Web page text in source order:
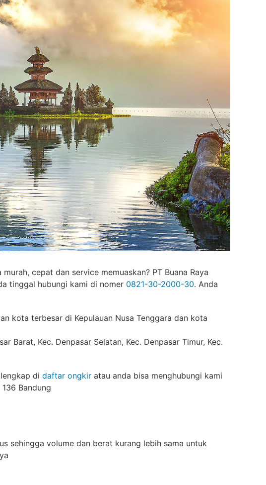
cepat dan service memuaskan? PT Buana Raya
tinggal hubungi kami di nomer 0821-30-2000-30. Anda
kota terbesar di Kepulauan Nusa Tenggara dan kota
Barat, Kec. Denpasar Selatan, Kec. Denpasar Timur, Kec.
di daftar ongkir atau anda bisa menghubungi kami
Bandung
sehingga volume dan berat kurang lebih sama untuk